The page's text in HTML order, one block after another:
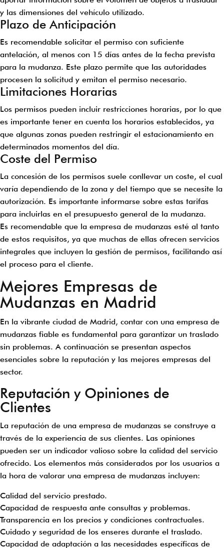
y las dimensiones del vehículo utilizado.
Plazo de Anticipación
Es recomendable solicitar el permiso con suficiente
antelación, al menos con 15 días antes de la fecha prevista
para la mudanza. Este plazo permite que las autoridades
procesen la solicitud y emitan el permiso necesario.
Limitaciones Horarias
Los permisos pueden incluir restricciones horarias, por lo que
es importante tener en cuenta los horarios establecidos, ya
que algunas zonas pueden restringir el estacionamiento en
determinados momentos del día.
Coste del Permiso
La concesión de los permisos suele conllevar un coste, el cual
varía dependiendo de la zona y del tiempo que se necesite la
autorización. Es importante informarse sobre estas tarifas
para incluirlas en el presupuesto general de la mudanza.
Es recomendable que la empresa de mudanzas esté al tanto
de estos requisitos, ya que muchas de ellas ofrecen servicios
integrales que incluyen la gestión de permisos, facilitando así
el proceso para el cliente.
Mejores Empresas de
Mudanzas en Madrid
En la vibrante ciudad de Madrid, contar con una empresa de
mudanzas fiable es fundamental para garantizar un traslado
sin problemas. A continuación se presentan aspectos
esenciales sobre la reputación y las mejores empresas del
sector.
Reputación y Opiniones de
Clientes
La reputación de una empresa de mudanzas se construye a
través de la experiencia de sus clientes. Las opiniones
pueden ser un indicador valioso sobre la calidad del servicio
ofrecido. Los elementos más considerados por los usuarios a
la hora de valorar una empresa de mudanzas incluyen:
Calidad del servicio prestado.
Capacidad de respuesta ante consultas y problemas.
Transparencia en los precios y condiciones contractuales.
Cuidado y seguridad de los enseres durante el traslado.
Capacidad de adaptación a las necesidades específicas de